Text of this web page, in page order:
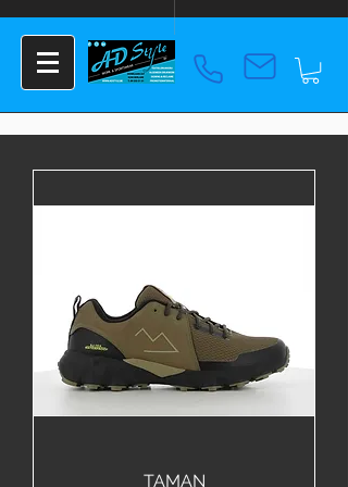
TAMAN